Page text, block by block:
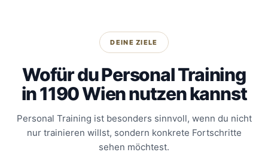
DEINE ZIELE
Wofür du Personal Training
in 1190 Wien nutzen kannst
Personal Training ist besonders sinnvoll, wenn du nicht
nur trainieren willst, sondern konkrete Fortschritte
sehen möchtest.